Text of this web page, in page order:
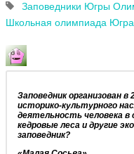
Заповедники Югры
Школьная олимпиада Югра
Заповедник организован в
историко-культурного
деятельность человека
кедровые леса и другие
заповедник?